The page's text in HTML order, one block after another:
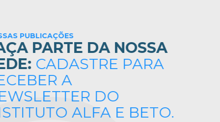
NOSSAS PUBLICAÇÕES
FAÇA PARTE DA NOSSA
REDE:CADASTRE PARA
RECEBER A
NEWSLETTER DO
INSTITUTO ALFA E BETO.